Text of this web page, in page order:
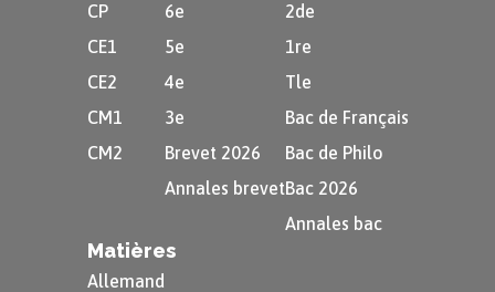
CP
CE1
CE2
CM1
CM2
6e
5e
4e
3e
Brevet 2026
Annales brevet
2de
1re
Tle
Bac de Français
Bac de Philo
Bac 2026
Annales bac
Matières
Allemand